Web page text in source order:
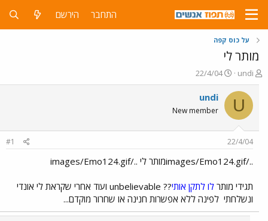
התחבר הירשם
על כוס קפה
מותר לי
פ
ו
ת
ח
ה
ש
undi
פ
ו
ר
22/4/04
U
undi
New member
22/4/04
#1
../images/Emo124.gifמותר לי ../images/Emo124.gif
תגידי מותר לו לתקן אותי
?? unbelievable ועוד אחרי שקראת לי אונדי
ונשלחתי לפינה ללא אפשרות חנינה או שחרור מוקדם...